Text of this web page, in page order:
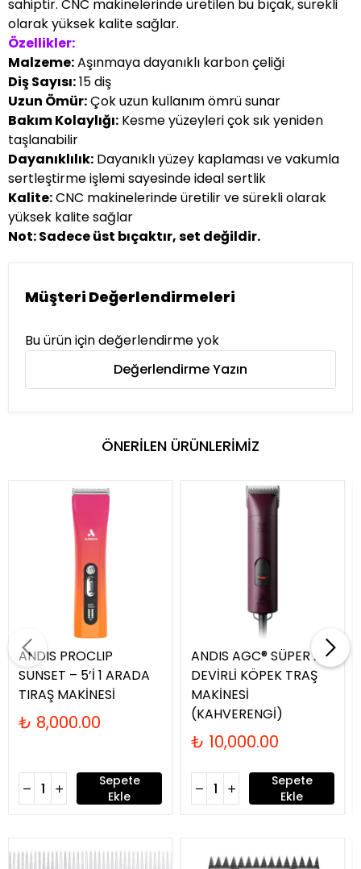
sahiptir. CNC makinelerinde üretilen bu bıçak, sürekli
olarak yüksek kalite sağlar.
Özellikler:
Malzeme:Aşınmaya dayanıklı karbon çeliği
Diş Sayısı:15 diş
Uzun Ömür:Çok uzun kullanım ömrü sunar
Bakım Kolaylığı: Kesme yüzeyleri çok sık yeniden
taşlanabilir
Dayanıklılık: Dayanıklı yüzey kaplaması ve vakumla
sertleştirme işlemi sayesinde ideal sertlik
Kalite:CNC makinelerinde üretilir ve sürekli olarak
yüksek kalite sağlar
Not: Sadece üst bıçaktır, set değildir.
Müşteri Değerlendirmeleri
Bu ürün için değerlendirme yok
Değerlendirme Yazın
ÖNERİLEN ÜRÜNLERİMİZ
ANDIS PROCLIP
SUNSET – 5’İ 1 ARADA
TIRAŞ MAKİNESİ
₺ 8,000.00
Sepete
Ekle
ANDIS AGC® SÜPER 2-
DEVİRLİ KÖPEK TRAŞ
MAKİNESİ
(KAHVERENGİ)
₺ 10,000.00
Sepete
Ekle